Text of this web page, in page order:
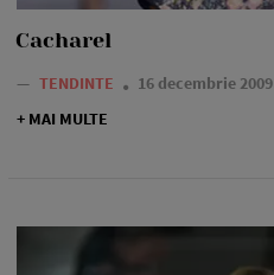
Cacharel
— TENDINTE
16 decembrie 2009
+ MAI MULTE